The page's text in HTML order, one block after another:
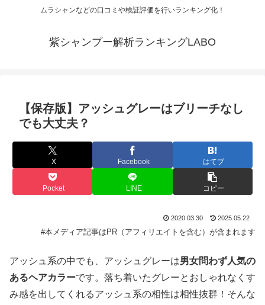
ムラシャンなどの口コミや検証評価を行いランキング化！
紫シャンプー解析ランキングLABO
【保存版】アッシュグレーはブリーチなし
でも大丈夫？
X Facebook はてブ
Pocket LINE コピー
2020.03.30 2025.05.22
#本メディア記事はPR（アフィリエイトを含む）が含まれます
アッシュ系の中でも、アッシュグレーは男女問わず人気の
あるヘアカラーです。落ち着いたグレーとおしゃれなくす
み感を出してくれるアッシュ系の相性は相性抜群！そんな